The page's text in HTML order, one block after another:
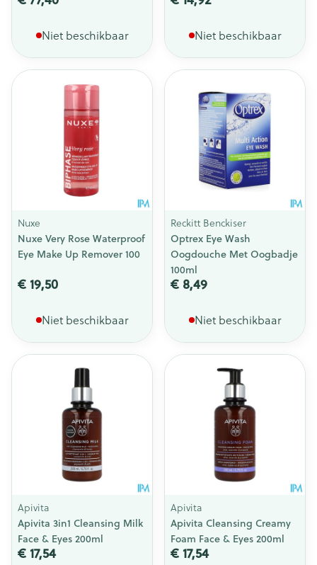
Niet beschikbaar Niet beschikbaar
Nuxe
Nuxe Very Rose Waterproof
Eye Make Up Remover 100
€ 19,50
Niet beschikbaar
Reckitt Benckiser
Optrex Eye Wash
Oogdouche Met Oogbadje
100ml
€ 8,49
Niet beschikbaar
Apivita
Apivita 3in1 Cleansing Milk
Face & Eyes 200ml
€ 17,54
Apivita
Apivita Cleansing Creamy
Foam Face & Eyes 200ml
€ 17,54